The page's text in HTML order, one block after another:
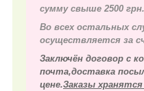
сумму свыше 2500 грн.
Во всех остальных
осуществляется за
Заключён договор с
почта,доставка
цене.Заказы